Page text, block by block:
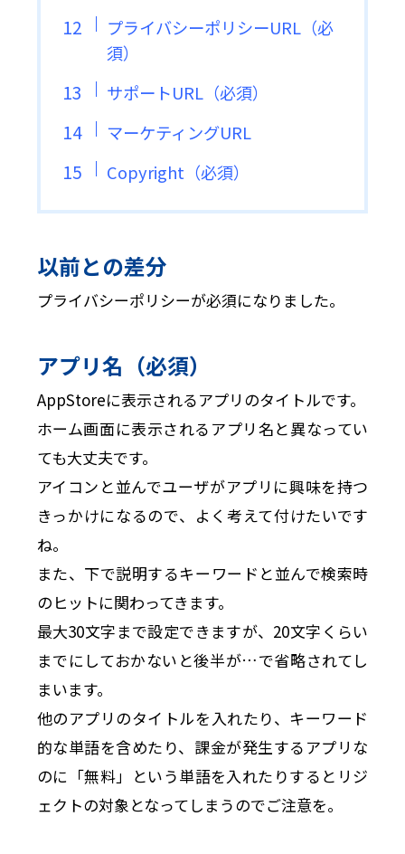
プライバシーポリシーURL（必
須）
サポートURL（必須）
マーケティングURL
Copyright（必須）
以前との差分
プライバシーポリシーが必須になりました。
アプリ名（必須）
AppStoreに表示されるアプリのタイトルです。
ホーム画面に表示されるアプリ名と異なってい
ても大丈夫です。
アイコンと並んでユーザがアプリに興味を持つ
きっかけになるので、よく考えて付けたいです
ね。
また、下で説明するキーワードと並んで検索時
のヒットに関わってきます。
最大30文字まで設定できますが、20文字くらい
までにしておかないと後半が…で省略されてし
まいます。
他のアプリのタイトルを入れたり、キーワード
的な単語を含めたり、課金が発生するアプリな
のに「無料」という単語を入れたりするとリジ
ェクトの対象となってしまうのでご注意を。